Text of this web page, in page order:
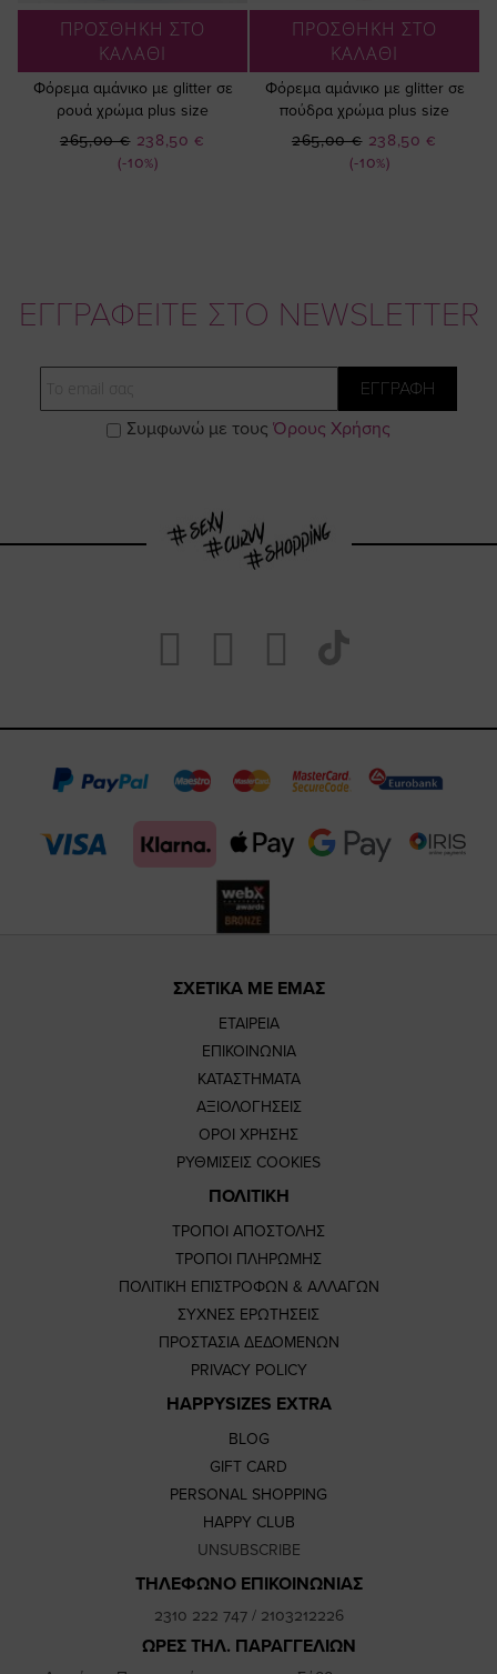
ΠΡΟΣΘΗΚΗ ΣΤΟ
ΚΑΛΑΘΙ
Φόρεμα αμάνικο με glitter σε
ρουά χρώμα plus size
(-10%)
Ειδική
Τιμή
238,50 €
265,00 €
ΠΡΟΣΘΗΚΗ ΣΤΟ
ΚΑΛΑΘΙ
Φόρεμα αμάνικο με glitter σε
πούδρα χρώμα plus size
(-10%)
Ειδική
Τιμή
238,50 €
265,00 €
ΕΓΓΡΑΦΕΙΤΕ ΣΤΟ NEWSLETTER
ΕΓΓΡΑΦΗ
Συμφωνώ με τους Όρους Χρήσης
Visit
https://
page
Visit
https://
page
Visit
https://
page
our
TikTok
page
ΣΧΕΤΙΚΑ ΜΕ ΕΜΑΣ
ΕΤΑΙΡΕΙΑ
ΕΠΙΚΟΙΝΩΝΙΑ
ΚΑΤΑΣΤΗΜΑΤΑ
ΑΞΙΟΛΟΓΗΣΕΙΣ
ΟΡΟΙ ΧΡΗΣΗΣ
ΡΥΘΜΙΣΕΙΣ COOKIES
ΠΟΛΙΤΙΚΗ
ΤΡΟΠΟΙ ΑΠΟΣΤΟΛΗΣ
ΤΡΟΠΟΙ ΠΛΗΡΩΜΗΣ
ΠΟΛΙΤΙΚΗ ΕΠΙΣΤΡΟΦΩΝ & ΑΛΛΑΓΩΝ
ΣΥΧΝΕΣ ΕΡΩΤΗΣΕΙΣ
ΠΡΟΣΤΑΣΙΑ ΔΕΔΟΜΕΝΩΝ
PRIVACY POLICY
HAPPYSIZES EXTRA
BLOG
GIFT CARD
PERSONAL SHOPPING
HAPPY CLUB
UNSUBSCRIBE
ΤΗΛΕΦΩΝΟ ΕΠΙΚΟΙΝΩΝΙΑΣ
2310 222 747/ 2103212226
ΩΡΕΣ ΤΗΛ. ΠΑΡΑΓΓΕΛΙΩΝ